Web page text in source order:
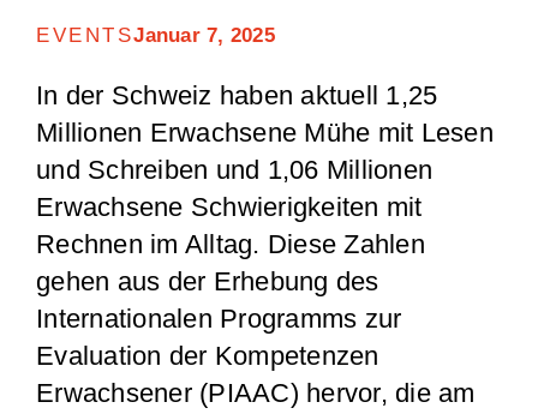
EVENTSJanuar 7, 2025
In der Schweiz haben aktuell 1,25
Millionen Erwachsene Mühe mit Lesen
und Schreiben und 1,06 Millionen
Erwachsene Schwierigkeiten mit
Rechnen im Alltag. Diese Zahlen
gehen aus der Erhebung des
Internationalen Programms zur
Evaluation der Kompetenzen
Erwachsener (PIAAC) hervor, die am